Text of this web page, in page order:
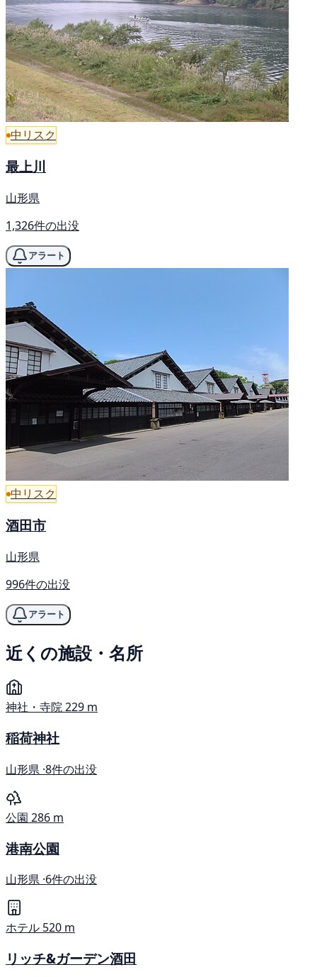
中リスク
最上川
山形県
1,326件の出没
アラート
中リスク
酒田市
山形県
996件の出没
アラート
近くの施設・名所
神社・寺院229 m
稲荷神社
山形県 ·8件の出没
公園 286 m
港南公園
山形県 ·6件の出没
ホテル 520 m
リッチ&ガーデン酒田